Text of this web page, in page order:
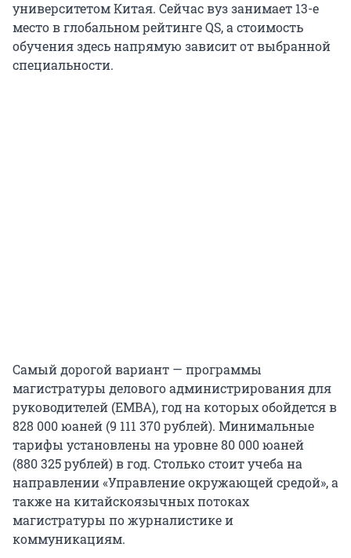
университетом Китая. Сейчас вуз занимает 13-е
место в глобальном рейтинге QS, а стоимость
обучения здесь напрямую зависит от выбранной
специальности.
Самый дорогой вариант — программы
магистратуры делового администрирования для
руководителей (EMBA), год на которых обойдется в
828 000юаней (9 111 370рублей). Минимальные
тарифы установлены на уровне80 000юаней
(880 325рублей) в год. Столько стоит учеба на
направлении «Управление окружающей средой», а
также на китайскоязычных потоках
магистратуры по журналистике и
коммуникациям.